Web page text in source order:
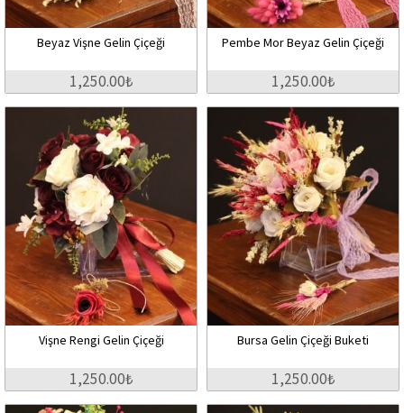
Beyaz Vişne Gelin Çiçeği
1,250.00₺
Pembe Mor Beyaz Gelin Çiçeği
1,250.00₺
Vişne Rengi Gelin Çiçeği
1,250.00₺
Bursa Gelin Çiçeği Buketi
1,250.00₺